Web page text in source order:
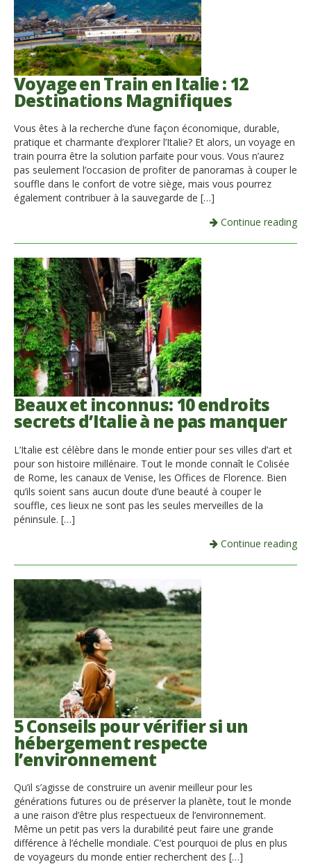
Voyage en Train en Italie : 12
Destinations Magnifiques
Vous êtes à la recherche d’une façon économique, durable,
pratique et charmante d’explorer l’Italie? Et alors, un voyage en
train pourra être la solution parfaite pour vous. Vous n’aurez
pas seulement l’occasion de profiter de panoramas à couper le
souffle dans le confort de votre siège, mais vous pourrez
également contribuer à la sauvegarde de […]
Continue reading
Beaux et inconnus: 10 endroits
secrets d’Italie à ne pas manquer
L’Italie est célèbre dans le monde entier pour ses villes d’art et
pour son histoire millénaire. Tout le monde connaît le Colisée
de Rome, les canaux de Venise, les Offices de Florence. Bien
qu’ils soient sans aucun doute d’une beauté à couper le
souffle, ces lieux ne sont pas les seules merveilles de la
péninsule. […]
Continue reading
5 Conseils pour vérifier si un
hébergement respecte
l’environnement
Qu’il s’agisse de construire un avenir meilleur pour les
générations futures ou de préserver la planète, tout le monde
a une raison d’être plus respectueux de l’environnement.
Même un petit pas vers la durabilité peut faire une grande
différence à l’échelle mondiale. C’est pourquoi de plus en plus
de voyageurs du monde entier recherchent des […]